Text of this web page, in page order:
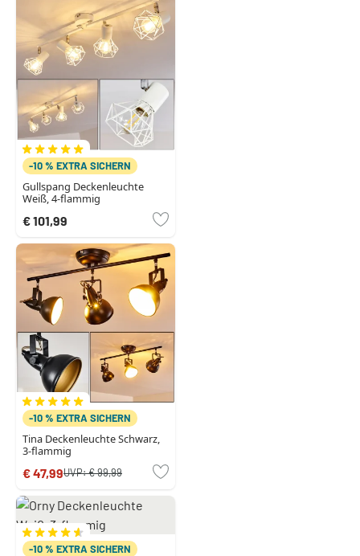
-10 % EXTRA SICHERN
Gullspang Deckenleuchte
Weiß, 4-flammig
€ 101,99
-10 % EXTRA SICHERN
Tina Deckenleuchte Schwarz,
3-flammig
€ 47,99UVP:€ 99,99
-10 % EXTRA SICHERN